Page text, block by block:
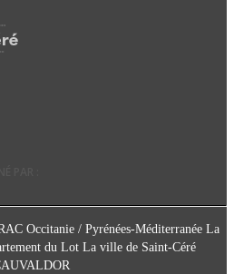
Occitanie / Pyrénées-Méditerranée La
du Lot La ville de Saint-Céré